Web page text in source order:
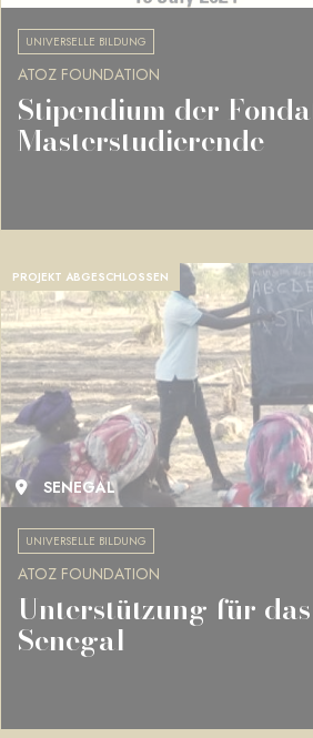
UNIVERSELLE BILDUNG
ATOZ FOUNDATION
Stipendium der
Masterstudierende
PROJEKT ABGESCHLOSSEN
SENEGAL
UNIVERSELLE BILDUNG
ATOZ FOUNDATION
Unterstützung für
Senegal